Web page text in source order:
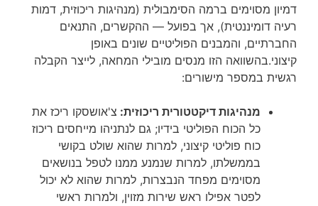
דמיון מסוימים ברמה הסימבולית (מנהיגות ריכוזית, דמות
רעיה דומיננטית), אך בפועל — ההקשרים, התנאים
החברתיים, והמבנים הפוליטיים שונים באופן
קיצוני.בהשוואה הזו מנסים מובילי המחאה, לייצר הקבלה
רגשית במספר מישורים:
מנהיגות דיקטטורית ריכוזית: צ'אושסקו ריכז את
כל הכוח הפוליטי בידיו; גם לנתניהו מייחסים ריכוז
כוח פוליטי קיצוני, למרות שהוא שולט בקושי
בממשלתו, למרות שנמנע ממנו לטפל בנושאים
מסוימים מפחד הנבצרות, למרות שהוא לא יכול
לפטר אפילו ראש שירות מזוין, ולמרות ראשי